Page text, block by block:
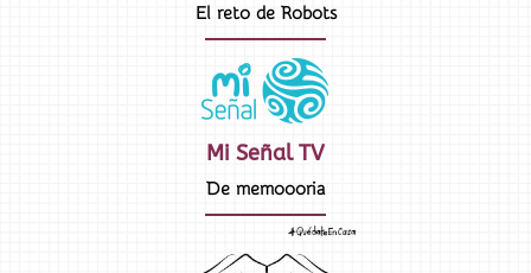
El reto de Robots
Mi Señal TV
De memoooria